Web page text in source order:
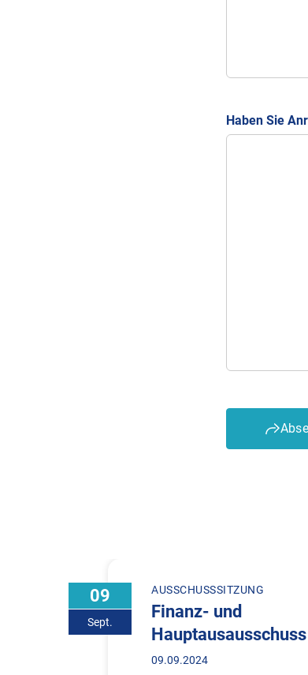
Haben Sie
09
Sept.
AUSSCHUSSSITZUNG
Finanz- und
Hauptausausschuss
09.09.2024